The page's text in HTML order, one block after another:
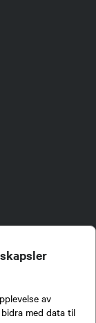
av
med data til
om jakt og
jakt-, fiske-, og